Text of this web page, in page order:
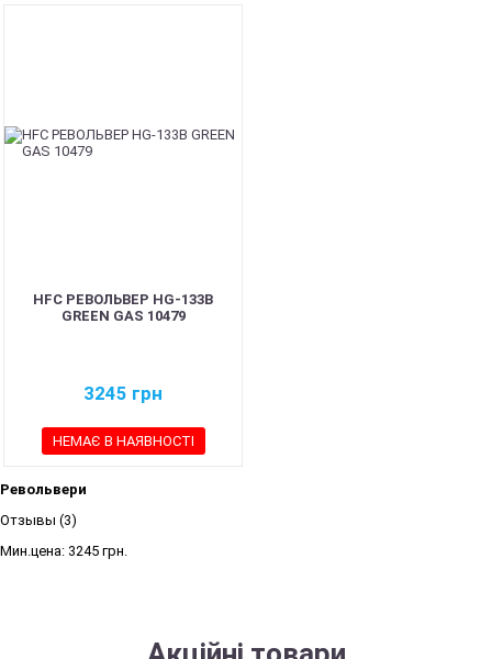
HFC РЕВОЛЬВЕР HG-133B
GREEN GAS 10479
3245 грн
НЕМАЄ В НАЯВНОСТІ
Револьвери
Отзывы (3)
Мин.цена: 3245 грн.